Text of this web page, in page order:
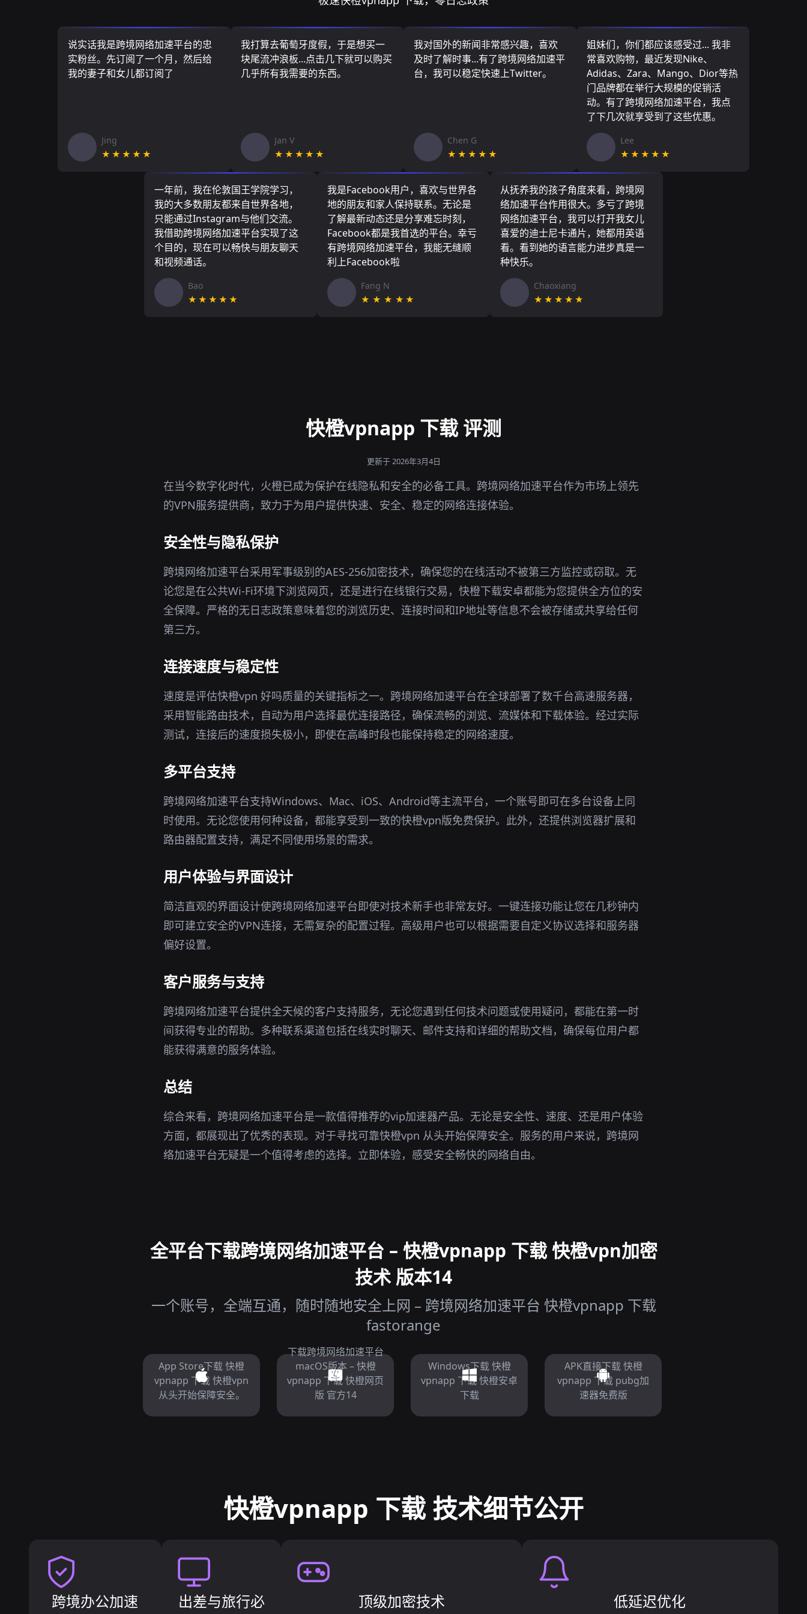
说实话我是跨境网络加速平台的忠
实粉丝。先订阅了一个月，然后给
我的妻子和女儿都订阅了
Jing
★★★★★
我打算去葡萄牙度假，于是想买一
块尾流冲浪板...点击几下就可以购买
几乎所有我需要的东西。
Jan V
★★★★★
我对国外的新闻非常感兴趣，喜欢
及时了解时事...有了跨境网络加速平
台，我可以稳定快速上Twitter。
Chen G
★★★★★
姐妹们，你们都应该感受过... 我非
常喜欢购物，最近发现Nike、
Adidas、Zara、Mango、Dior等热
门品牌都在举行大规模的促销活
动。有了跨境网络加速平台，我点
了下几次就享受到了这些优惠。
Lee
★★★★★
一年前，我在伦敦国王学院学习，
我的大多数朋友都来自世界各地，
只能通过Instagram与他们交流。
我借助跨境网络加速平台实现了这
个目的，现在可以畅快与朋友聊天
和视频通话。
Bao
★★★★★
我是Facebook用户，喜欢与世界各
地的朋友和家人保持联系。无论是
了解最新动态还是分享难忘时刻，
Facebook都是我首选的平台。幸亏
有跨境网络加速平台，我能无缝顺
利上Facebook啦
Fang N
★★★★★
从抚养我的孩子角度来看，跨境网
络加速平台作用很大。多亏了跨境
网络加速平台，我可以打开我女儿
喜爱的迪士尼卡通片，她都用英语
看。看到她的语言能力进步真是一
种快乐。
Chaoxiang
★★★★★
快橙vpnapp 下载 评测
更新于 2026年3月4日
在当今数字化时代，火橙已成为保护在线隐私和安全的必备工具。跨境网络加速平台作为市场上领先
的VPN服务提供商，致力于为用户提供快速、安全、稳定的网络连接体验。
安全性与隐私保护
跨境网络加速平台采用军事级别的AES-256加密技术，确保您的在线活动不被第三方监控或窃取。无
论您是在公共Wi-Fi环境下浏览网页，还是进行在线银行交易，快橙下载安卓都能为您提供全方位的安
全保障。严格的无日志政策意味着您的浏览历史、连接时间和IP地址等信息不会被存储或共享给任何
第三方。
连接速度与稳定性
速度是评估快橙vpn 好吗质量的关键指标之一。跨境网络加速平台在全球部署了数千台高速服务器，
采用智能路由技术，自动为用户选择最优连接路径，确保流畅的浏览、流媒体和下载体验。经过实际
测试，连接后的速度损失极小，即使在高峰时段也能保持稳定的网络速度。
多平台支持
跨境网络加速平台支持Windows、Mac、iOS、Android等主流平台，一个账号即可在多台设备上同
时使用。无论您使用何种设备，都能享受到一致的快橙vpn版免费保护。此外，还提供浏览器扩展和
路由器配置支持，满足不同使用场景的需求。
用户体验与界面设计
简洁直观的界面设计使跨境网络加速平台即使对技术新手也非常友好。一键连接功能让您在几秒钟内
即可建立安全的VPN连接，无需复杂的配置过程。高级用户也可以根据需要自定义协议选择和服务器
偏好设置。
客户服务与支持
跨境网络加速平台提供全天候的客户支持服务，无论您遇到任何技术问题或使用疑问，都能在第一时
间获得专业的帮助。多种联系渠道包括在线实时聊天、邮件支持和详细的帮助文档，确保每位用户都
能获得满意的服务体验。
总结
综合来看，跨境网络加速平台是一款值得推荐的vip加速器产品。无论是安全性、速度、还是用户体验
方面，都展现出了优秀的表现。对于寻找可靠快橙vpn 从头开始保障安全。服务的用户来说，跨境网
络加速平台无疑是一个值得考虑的选择。立即体验，感受安全畅快的网络自由。
全平台下载跨境网络加速平台 – 快橙vpnapp 下载 快橙vpn加密
技术 版本14
一个账号，全端互通，随时随地安全上网 – 跨境网络加速平台 快橙vpnapp 下载
fastorange
App Store下载 快橙
vpnapp 下载 快橙vpn
从头开始保障安全。
下载跨境网络加速平台
macOS版本 – 快橙
vpnapp 下载 快橙网页
版 官方14
Windows下载 快橙
vpnapp 下载 快橙安卓
下载
APK直接下载 快橙
vpnapp 下载 pubg加
速器免费版
快橙vpnapp 下载 技术细节公开
跨境办公加速
出差与旅行必
顶级加密技术 低延迟优化